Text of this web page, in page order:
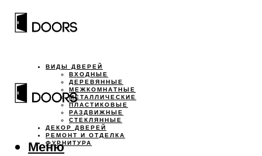
ВИДЫ ДВЕРЕЙ
ВХОДНЫЕ
ДЕРЕВЯННЫЕ
МЕЖКОМНАТНЫЕ
МЕТАЛЛИЧЕСКИЕ
ПЛАСТИКОВЫЕ
РАЗДВИЖНЫЕ
СТЕКЛЯННЫЕ
ДЕКОР ДВЕРЕЙ
РЕМОНТ И ОТДЕЛКА
ФУРНИТУРА
Меню